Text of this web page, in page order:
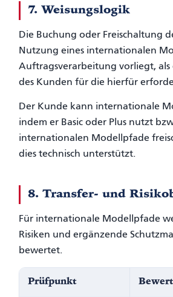
7. Weisungslogik
Die Buchung oder Freischaltung
Nutzung eines internationalen
Auftragsverarbeitung vorliegt,
des Kunden für die hierfür
Der Kunde kann internationale
indem er Basic oder Plus nutzt
internationalen Modellpfade
dies technisch unterstützt.
8. Transfer- und
Für internationale Modellpfade
Risiken und ergänzende
bewertet.
Prüfpunkt